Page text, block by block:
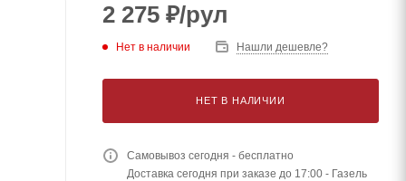
2 275 ₽/рул
Нет в наличии Нашли дешевле?
НЕТ В НАЛИЧИИ
Самовывоз сегодня - бесплатно
Доставка сегодня при заказе до 17:00 - Газель